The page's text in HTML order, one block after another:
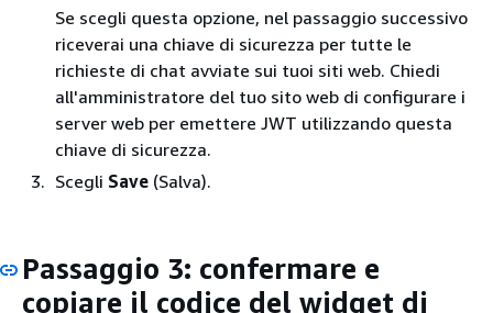
Se scegli questa opzione, nel passaggio successivo
riceverai una chiave di sicurezza per tutte le
richieste di chat avviate sui tuoi siti web. Chiedi
all'amministratore del tuo sito web di configurare i
server web per emettere JWT utilizzando questa
chiave di sicurezza.
Scegli Save (Salva).
Passaggio 3: confermare e
copiare il codice del widget di